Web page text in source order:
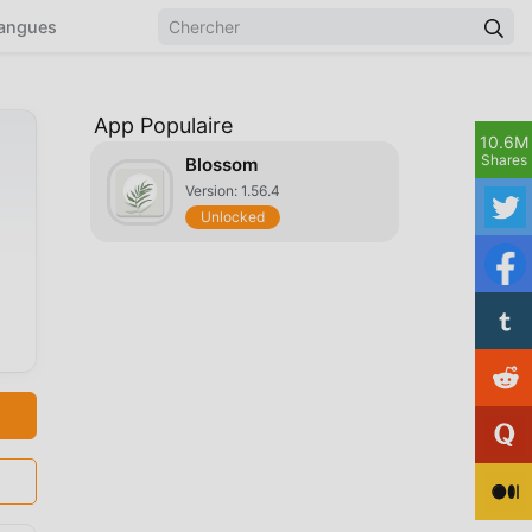
App Populaire
Blossom
Version: 1.56.4
Unlocked
10.6M
Shares